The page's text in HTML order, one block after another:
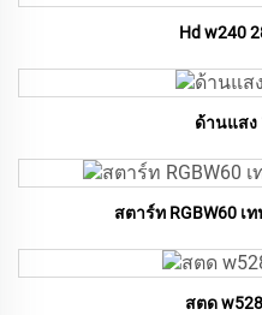
Hd w240
ด้านแสง
สตาร์ท RGBW60 เ
สตด